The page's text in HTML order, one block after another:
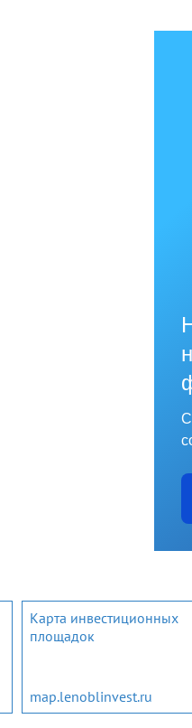
Карта инвестиционных
площадок
map.lenoblinvest.ru